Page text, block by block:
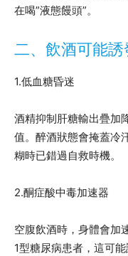
在喝”液態饅頭”。
二、飲酒可能
1.低血糖昏迷
酒精抑制肝糖輸出疊加
值。醉酒狀態會掩蓋冷
糊時已錯過自救時機。
2.酮症酸中毒加速器
空腹飲酒時，身體會加
1型糖尿病患者，這可